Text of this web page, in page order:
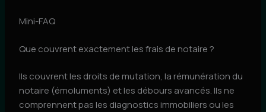
Mini-FAQ
Que couvrent exactement les frais de notaire ?
Ils couvrent les droits de mutation, la rémunération du
notaire (émoluments) et les débours avancés. Ils ne
comprennent pas les diagnostics immobiliers ou les